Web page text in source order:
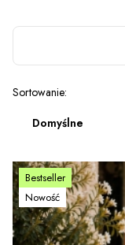
Lista
Sortowanie:
Domyślne
Bestseller
Nowość